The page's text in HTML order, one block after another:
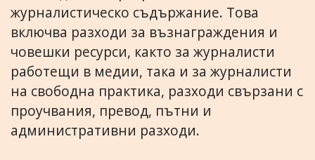
журналистическо съдържание. Това
включва разходи за възнаграждения и
човешки ресурси, както за журналисти
работещи в медии, така и за журналисти
на свободна практика, разходи свързани с
проучвания, превод, пътни и
административни разходи.